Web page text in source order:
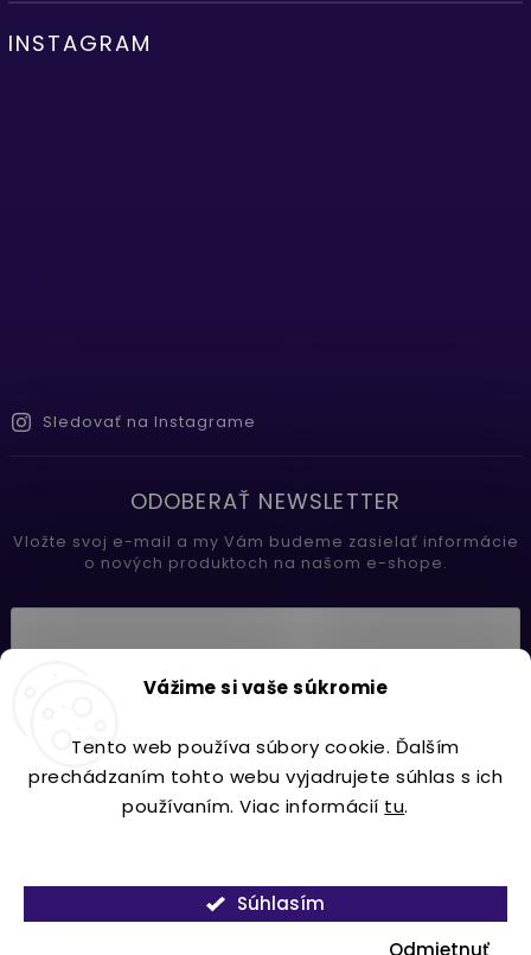
Vážime si vaše súkromie
Tento web používa súbory cookie. Ďalším
prechádzaním tohto webu vyjadrujete súhlas s ich
používaním. Viac informácií tu.
Odmietnuť
Súhlasím
INSTAGRAM
Sledovať na Instagrame
ODOBERAŤ NEWSLETTER
Vložte svoj e-mail a my Vám budeme zasielať informácie
o nových produktoch na našom e-shope.
Prihlásiť sa
Copyright 2026Lavdecor.sk. Všetky práva vyhradené.
VytvořilShoptet| DesignShoptak.cz.